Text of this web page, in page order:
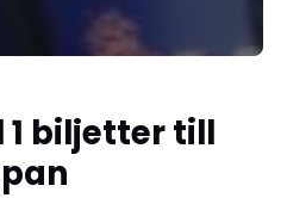
1 biljetter till